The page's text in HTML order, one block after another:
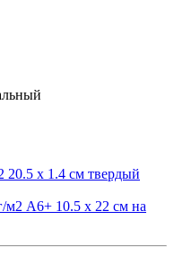
х 1.4 см твердый
м2 A6+ 10.5 х 22 см на